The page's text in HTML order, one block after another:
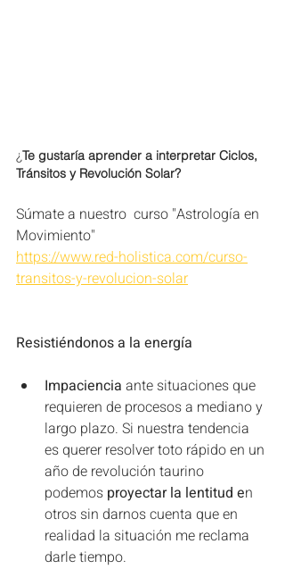
¿Te gustaría aprender a interpretar Ciclos,
Tránsitos y Revolución Solar?
Súmate a nuestro  curso "Astrología en
Movimiento"
https://www.red-holistica.com/curso-
transitos-y-revolucion-solar
Resistiéndonos a la energía
Impaciencia ante situaciones que
requieren de procesos a mediano y
largo plazo. Si nuestra tendencia
es querer resolver toto rápido en un
año de revolución taurino
podemos proyectar la lentitud en
otros sin darnos cuenta que en
realidad la situación me reclama
darle tiempo.